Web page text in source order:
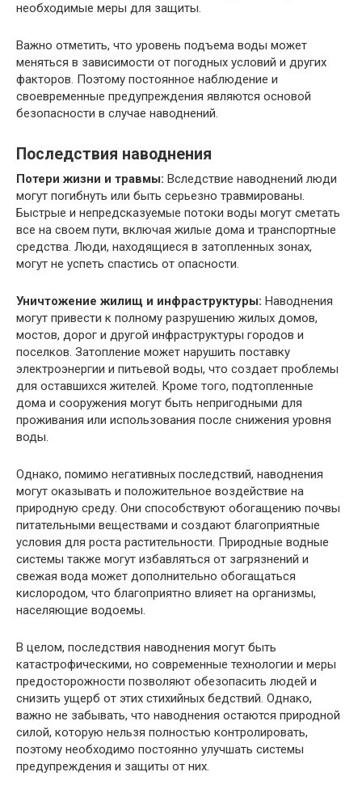
необходимые меры для защиты.
Важно отметить, что уровень подъема воды может
меняться в зависимости от погодных условий и других
факторов. Поэтому постоянное наблюдение и
своевременные предупреждения являются основой
безопасности в случае наводнений.
Последствия наводнения
Потери жизни и травмы: Вследствие наводнений люди
могут погибнуть или быть серьезно травмированы.
Быстрые и непредсказуемые потоки воды могут сметать
все на своем пути, включая жилые дома и транспортные
средства. Люди, находящиеся в затопленных зонах,
могут не успеть спастись от опасности.
Уничтожение жилищ и инфраструктуры: Наводнения
могут привести к полному разрушению жилых домов,
мостов, дорог и другой инфраструктуры городов и
поселков. Затопление может нарушить поставку
электроэнергии и питьевой воды, что создает проблемы
для оставшихся жителей. Кроме того, подтопленные
дома и сооружения могут быть непригодными для
проживания или использования после снижения уровня
воды.
Однако, помимо негативных последствий, наводнения
могут оказывать и положительное воздействие на
природную среду. Они способствуют обогащению почвы
питательными веществами и создают благоприятные
условия для роста растительности. Природные водные
системы также могут избавляться от загрязнений и
свежая вода может дополнительно обогащаться
кислородом, что благоприятно влияет на организмы,
населяющие водоемы.
В целом, последствия наводнения могут быть
катастрофическими, но современные технологии и меры
предосторожности позволяют обезопасить людей и
снизить ущерб от этих стихийных бедствий. Однако,
важно не забывать, что наводнения остаются природной
силой, которую нельзя полностью контролировать,
поэтому необходимо постоянно улучшать системы
предупреждения и защиты от них.